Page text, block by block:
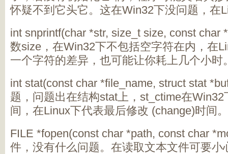
怀疑不到它头它。这在Win32下没问题，在
int snprintf(char *str, size_t size, const
数size，在Win32下不包括空字符在内，在
一个字符的差异，也可能让你耗上几个小时
int stat(const char *file_name, struct stat
题，问题出在结构stat上，st_ctime在
间，在Linux下代表最后修改 (change)时间。
FILE *fopen(const char *path, const char
件，没有什么问题。在读取文本文件可要小